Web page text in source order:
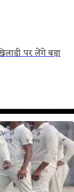
पर लेंगे बड़ा